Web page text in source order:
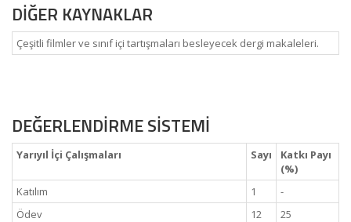
DİĞER KAYNAKLAR
Çeşitli filmler ve sınıf içi tartışmaları besleyecek dergi makaleleri.
DEĞERLENDİRME SİSTEMİ
Yarıyıl İçi Çalışmaları Sayı
Katkı Payı
(%)
Katılım
1
-
Ödev
12
25